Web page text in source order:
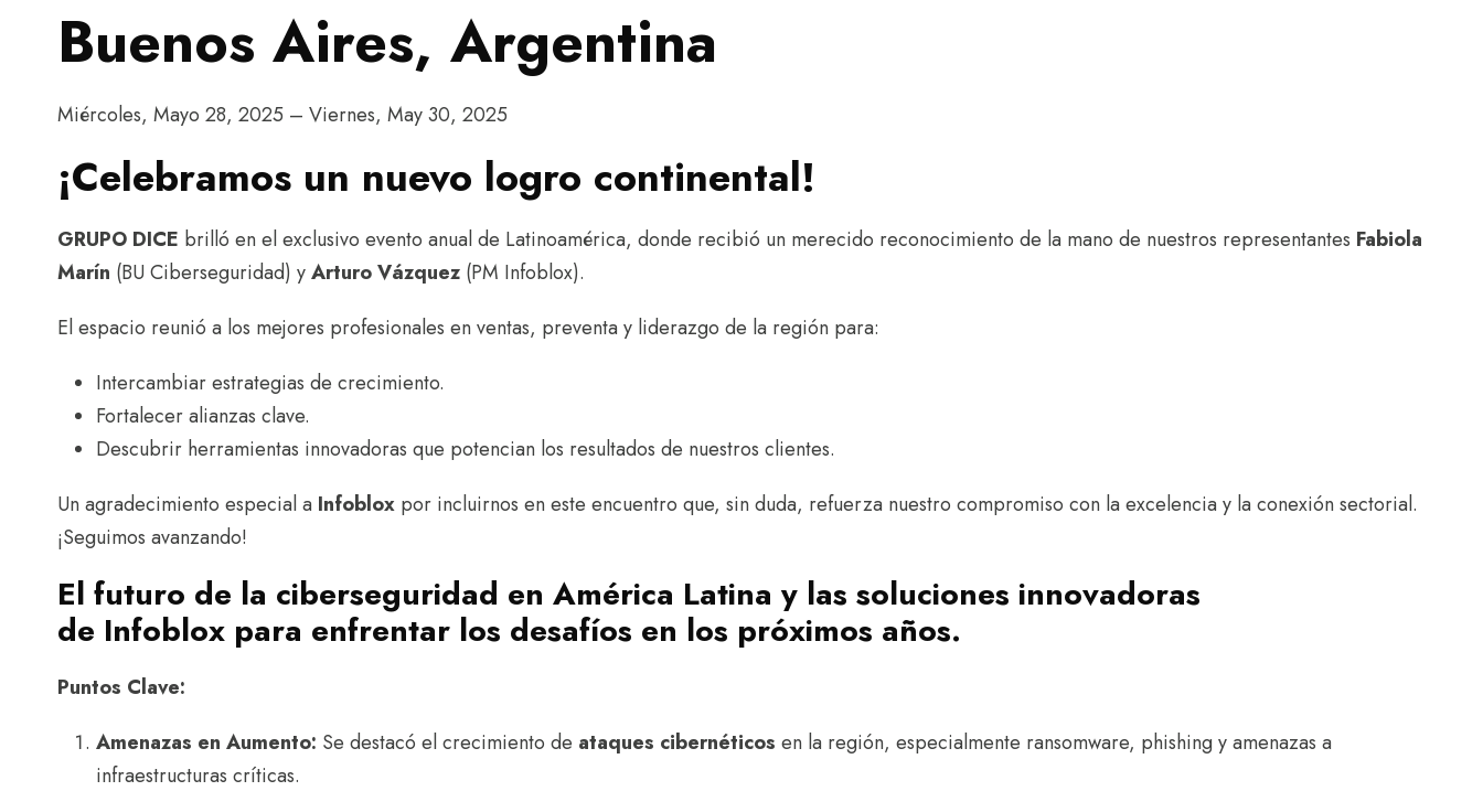
Buenos Aires, Argentina
Miércoles, Mayo 28, 2025 – Viernes, May 30, 2025
¡Celebramos un nuevo logro continental!
GRUPO DICE brilló en el exclusivo evento anual de Latinoamérica, donde recibió un merecido reconocimiento de la mano de nuestros representantes Fabiola
Marín (BU Ciberseguridad) yArturo Vázquez (PM Infoblox).
El espacio reunió a los mejores profesionales en ventas, preventa y liderazgo de la región para:
Intercambiar estrategias de crecimiento.
Fortalecer alianzas clave.
Descubrir herramientas innovadoras que potencian los resultados de nuestros clientes.
Un agradecimiento especial a Infoblox por incluirnos en este encuentro que, sin duda, refuerza nuestro compromiso con la excelencia y la conexión sectorial.
¡Seguimos avanzando!
El futuro de la ciberseguridad en América Latina y las soluciones innovadoras
de Infoblox para enfrentar los desafíos en los próximos años.
Puntos Clave:
Amenazas en Aumento: Se destacó el crecimiento de ataques cibernéticos en la región, especialmente ransomware, phishing y amenazas a
infraestructuras críticas.